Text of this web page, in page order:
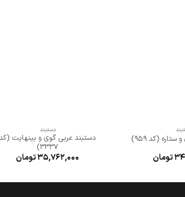
(کد 959)
تومان
دستبند
دستبند عربی گوی و بینهایت
3337)
35,762,000تومان